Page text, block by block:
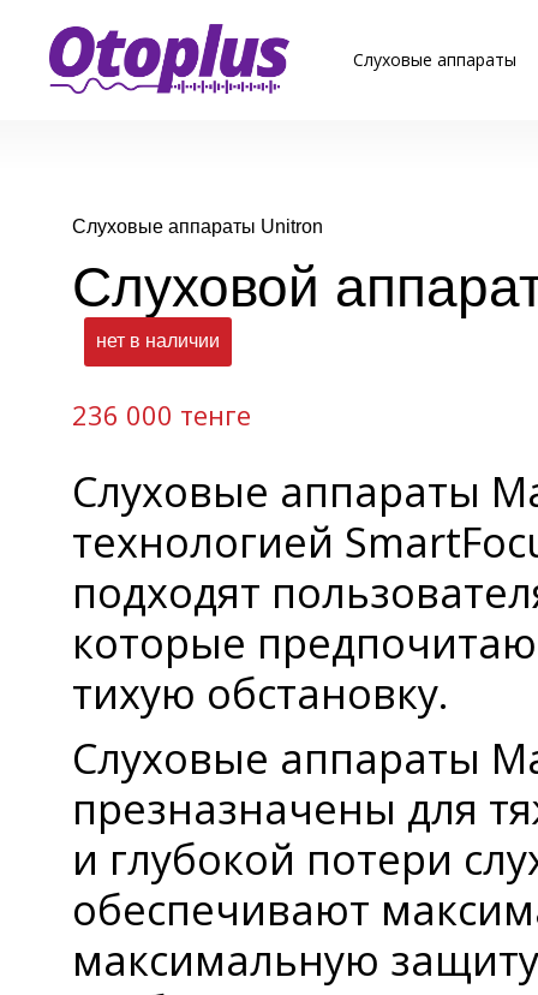
Слуховые аппараты
Слуховые аппараты Unitron
Слуховой
нет в наличии
236 000 тенге
Слуховые аппараты
технологией
подходят
которые
тихую обстановку.
Слуховые аппараты
презназначены для
и глубокой потери
обеспечивают
максимальную